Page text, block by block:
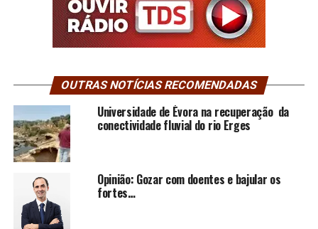
OUTRAS NOTÍCIAS RECOMENDADAS
Universidade de Évora na recuperação da
conectividade fluvial do rio Erges
Opinião: Gozar com doentes e bajular os
fortes…